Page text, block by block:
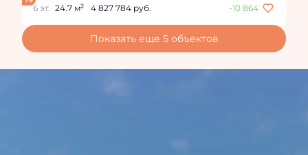
6 эт. 24.7 м2 4 827 784 руб. -10 864
Показать еще 5 объектов